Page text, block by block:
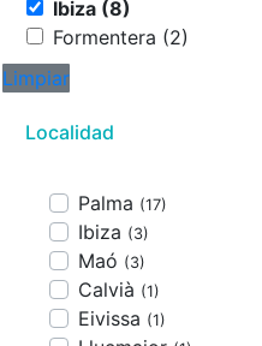
Ibiza (8)
Formentera (2)
Limpiar
Localidad
Palma (17)
Ibiza (3)
Maó (3)
Calvià (1)
Eivissa (1)